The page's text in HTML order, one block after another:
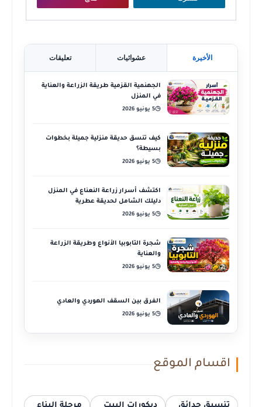
الأخيرة عشوائيات تعليقات
الجهنمية القزمية طريقة الزراعة والعناية
في المنزل
◷5 يونيو 2026
كيف تنسق حديقة منزلية جميلة بخطوات
بسيطة؟
◷5 يونيو 2026
اكتشف أسرار زراعة النعناع في المنزل
دليلك الشامل لحديقة عطرية
◷5 يونيو 2026
شجرة التابوبيا الأنواع وطريقة الزراعة
والعناية
◷5 يونيو 2026
الفرق بين السقف الهوردي والعادي
◷5 يونيو 2026
اقسام الموقع